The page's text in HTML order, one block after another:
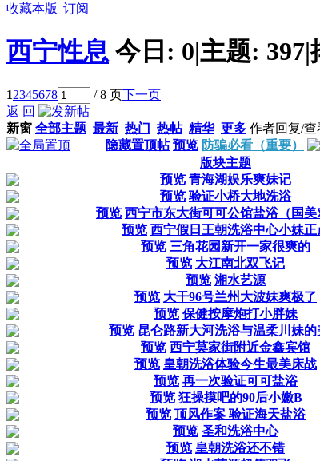
收藏本版 |订阅
西宁性息 今日: 0|主题: 397|
12345678 / 8 页下一页
返 回
新窗 全部主题 最新 热门 热帖 精华 更多 作者回复/查
隐藏置顶帖 预览 防骗必看（重要）
版块主题
预览 青海湖娱乐爽妹记
预览 验证小桥大地洗浴
预览 西宁市东大街可可公馆盐浴（国美
预览 西宁假日王朝洗浴中心小妹正
预览 三角花园新开一家很爽的
预览 大江南北双飞记
预览 湘水艺源
预览 大干96号兰州大波妹爽极了
预览 保健按摩炮打小胖妹
预览 昆仑路新大河洗浴与温柔川妹的
预览 西宁莫家街附近金鑫宾馆
预览 皇朝洗浴体验今生最美床战
预览 再一次验证可可盐浴
预览 狂操摸吧的90后小嫩B
预览 顶风作案 验证海天盐浴
预览 圣和洗浴中心
预览 皇朝洗浴还不错